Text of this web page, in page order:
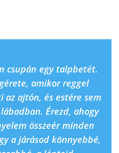
csupán egy talpbetét.
amikor reggel
az ajtón, és estére sem
Érezd, ahogy
összeér minden
a járásod könnyebbé,